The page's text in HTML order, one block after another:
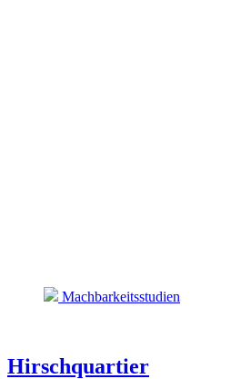
Machbarkeitsstudien
Hirschquartier